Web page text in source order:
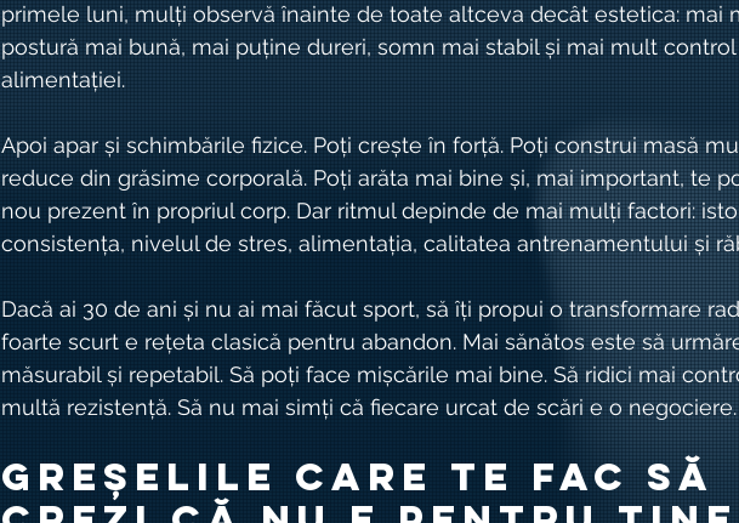
primele luni, mulți observă înainte de toate altceva decât estetica: mai
postură mai bună, mai puține dureri, somn mai stabil și mai mult control
alimentației.
Apoi apar și schimbările fizice. Poți crește în forță. Poți construi masă
reduce din grăsime corporală. Poți arăta mai bine și, mai important, te
nou prezent în propriul corp. Dar ritmul depinde de mai mulți factori:
consistența, nivelul de stres, alimentația, calitatea antrenamentului și
Dacă ai 30 de ani și nu ai mai făcut sport, să îți propui o transformare
foarte scurt e rețeta clasică pentru abandon. Mai sănătos este să
măsurabil și repetabil. Să poți face mișcările mai bine. Să ridici mai
multă rezistență. Să nu mai simți că fiecare urcat de scări e o negociere.
Greșelile care te fac să